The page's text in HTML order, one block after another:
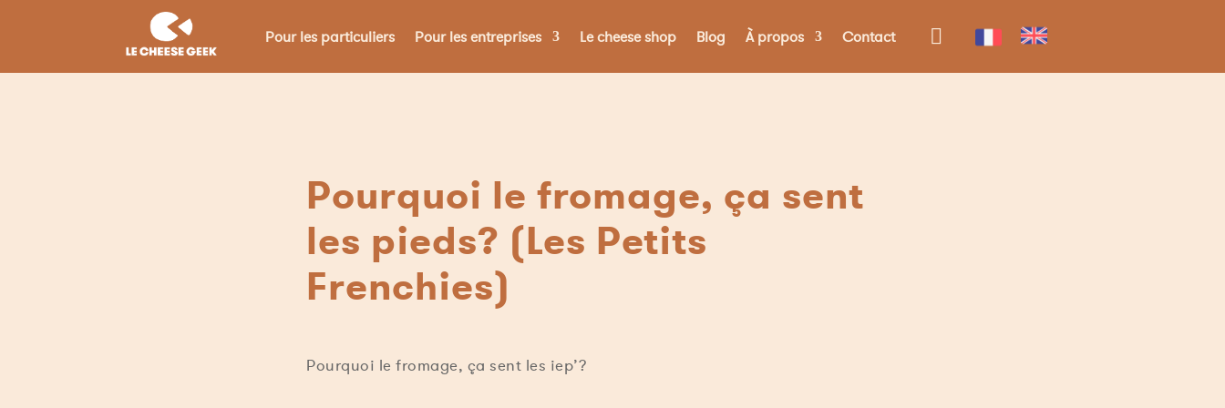
Pour les particuliers Pour les entreprises Le cheese shop Blog À propos Contact 
Pourquoi le fromage, ça sent
les pieds? (Les Petits
Frenchies)
Pourquoi le fromage, ça sent les iep’?